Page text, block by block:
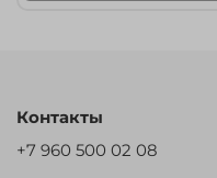
Контакты
+7 960 500 02 08